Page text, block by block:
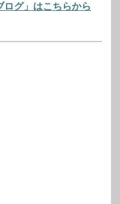
ログ」はこちらから